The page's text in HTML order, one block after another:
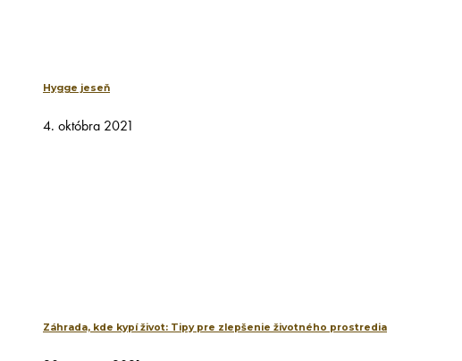
Hygge jeseň
4. októbra 2021
Záhrada, kde kypí život: Tipy pre zlepšenie životného prostredia